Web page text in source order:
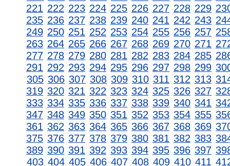
221 222 223 224 225 226 227 228 229
235 236 237 238 239 240 241 242 243
249 250 251 252 253 254 255 256 257
263 264 265 266 267 268 269 270 271
277 278 279 280 281 282 283 284 285
291 292 293 294 295 296 297 298 299
305 306 307 308 309 310 311 312 313
319 320 321 322 323 324 325 326 327
333 334 335 336 337 338 339 340 341
347 348 349 350 351 352 353 354 355
361 362 363 364 365 366 367 368 369
375 376 377 378 379 380 381 382 383
389 390 391 392 393 394 395 396 397
403 404 405 406 407 408 409 410 411